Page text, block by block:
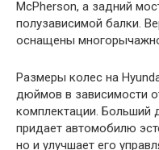
McPherson, а задний
полузависимой балки.
оснащены
Размеры колес на
дюймов в зависимости
комплектации. Больший
придает автомобилю
но и улучшает его